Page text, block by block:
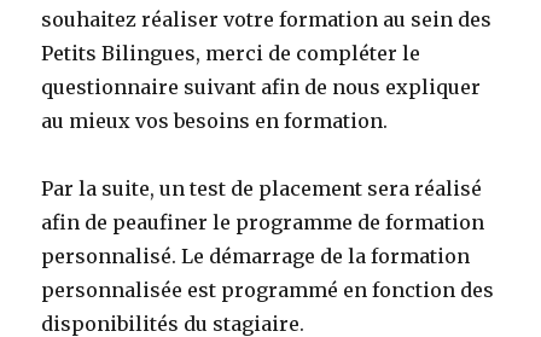
souhaitez réaliser votre formation au sein des
Petits Bilingues, merci de compléter le
questionnaire suivant afin de nous expliquer
au mieux vos besoins en formation.
Par la suite, un test de placement sera réalisé
afin de peaufiner le programme de formation
personnalisé. Le démarrage de la formation
personnalisée est programmé en fonction des
disponibilités du stagiaire.